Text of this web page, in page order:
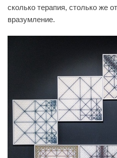
сколько терапия, столько же
вразумление.